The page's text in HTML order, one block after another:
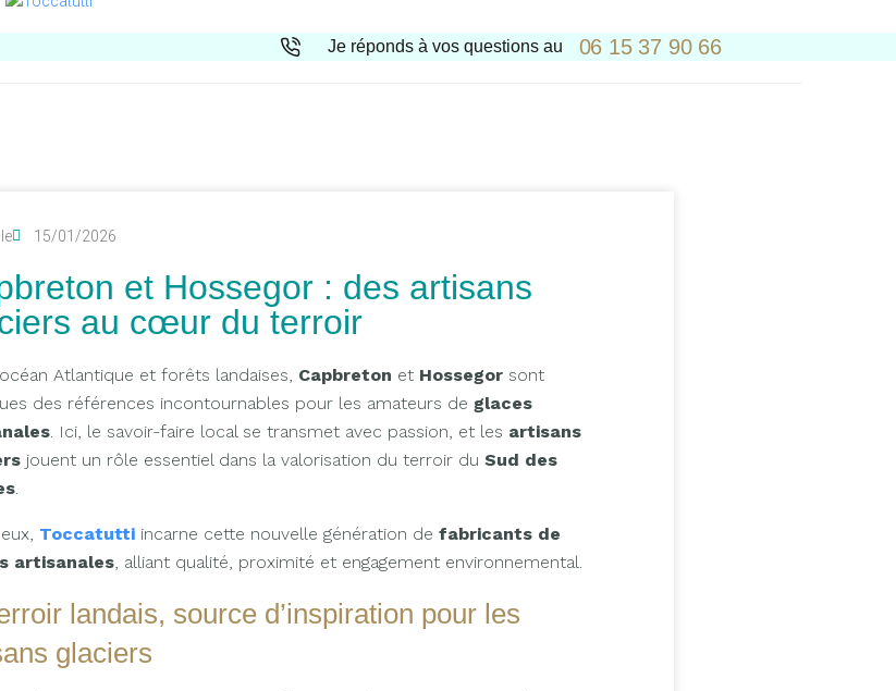
Je réponds à vos questions au 06 15 37 90 66
15/01/2026
et Hossegor : des artisans
au cœur du terroir
Atlantique et forêts landaises, Capbreton et Hossegorsont
des références incontournables pour les amateurs de glaces
. Ici, le savoir-faire local se transmet avec passion, et les artisans
jouent un rôle essentiel dans la valorisation du terroir du Sud des
.
Toccatuttiincarne cette nouvelle génération de fabricants de
artisanales, alliant qualité, proximité et engagement environnemental.
landais, source d’inspiration pour les
glaciers